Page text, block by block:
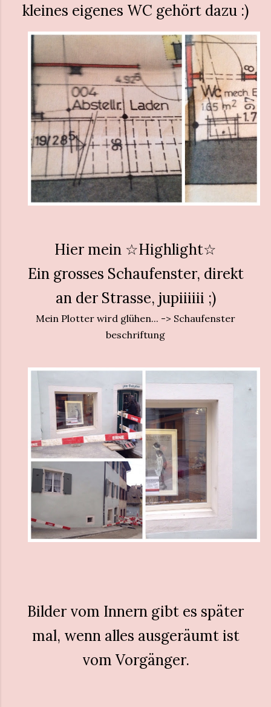
kleines eigenes WC gehört dazu :)
Hier mein ☆Highlight☆
Ein grosses Schaufenster, direkt
an der Strasse, jupiiiiii ;)
Mein Plotter wird glühen... -> Schaufenster
beschriftung
Bilder vom Innern gibt es später
mal, wenn alles ausgeräumt ist
vom Vorgänger.